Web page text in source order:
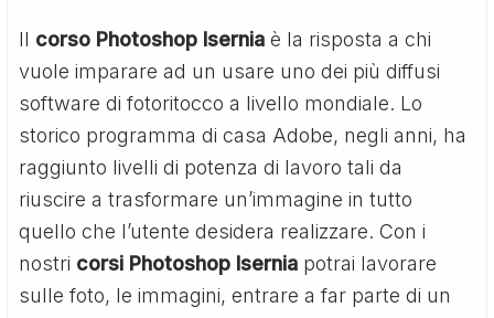
Il corso Photoshop Isernia è la risposta a chi
vuole imparare ad un usare uno dei più diffusi
software di fotoritocco a livello mondiale. Lo
storico programma di casa Adobe, negli anni, ha
raggiunto livelli di potenza di lavoro tali da
riuscire a trasformare un’immagine in tutto
quello che l’utente desidera realizzare. Con i
nostri corsi Photoshop Isernia potrai lavorare
sulle foto, le immagini, entrare a far parte di un